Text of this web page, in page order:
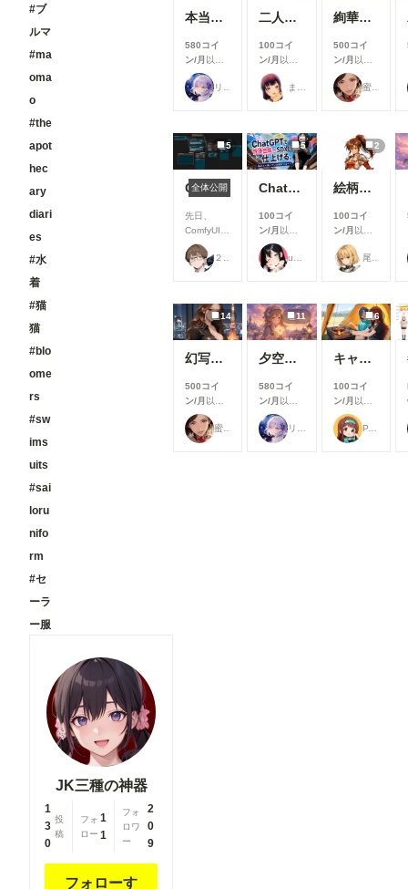
#ブ
ルマ
#ma
oma
o
#the
apot
hec
ary
diari
es
#水
着
#猫
猫
#blo
ome
rs
#sw
ims
uits
#sai
loru
nifo
rm
#セ
ーラ
ー服
JK三種の神器
1
3
0
投
稿
フォ
ロー
1
1
フォ
ロワ
ー
2
0
9
フォローす
は新機能の
も、みなさ
んにより快
適にご利用
いただける
すさを中心
とした改善
を行いまし
た✨ ▼生
成機能関連
①生成画面
生成時のモ
デル選択画
デルを選び
やすいUIに
改善しまし
た。 利用
ルを探しや
すくなり、
これまで以
上にスムー
ズに生成を
本当にアイスみたいに溶けている女の子
580コイ
ン/月 以上
支援すると
見ることが
できます
二人のJK362～368
100コイ
ン/月 以上
支援すると
見ることが
できます
絢華幻姫 壱
500コイ
ン/月 以上
支援すると
見ることが
できます
蜜華
5
ComfyUIでOpen Pose Editorを使う
全体公開
先日、
ComfyUIに
Open
Pose
Editorを導
巧く行かな
いと聞き、
いろいろ試
下記のカス
が使えまし
たので、報
告です。
今回使った
5
ChatGPTで背景合成→SDXLで仕上げる。私がよく使っている制作フロー
100コイ
ン/月 以上
支援すると
見ることが
できます
2
絵柄指定プロンプト【第三弾】
100コイ
ン/月 以上
支援すると
見ることが
できます
14
幻写麗華 壱
500コイ
ン/月 以上
支援すると
見ることが
できます
11
夕空の星便配達少女
580コイ
ン/月 以上
支援すると
見ることが
できます
6
キャンプ
100コイ
ン/月 以上
支援すると
見ることが
できます
P.S.T.A.